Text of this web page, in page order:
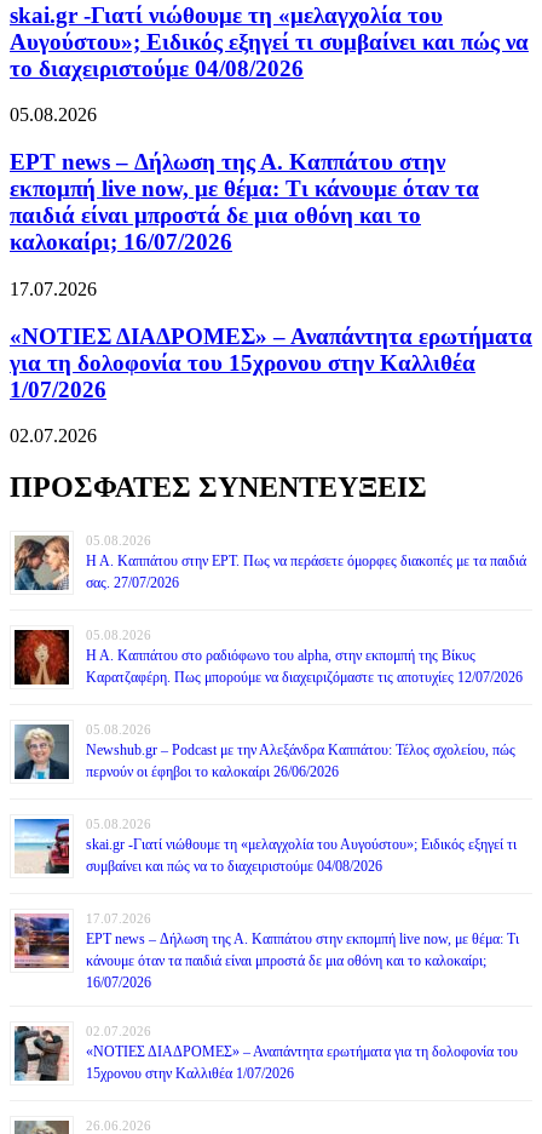
skai.gr -Γιατί νιώθουμε τη «μελαγχολία του
Αυγούστου»; Ειδικός εξηγεί τι συμβαίνει και πώς να
το διαχειριστούμε 04/08/2026
05.08.2026
ΕΡΤ news – Δήλωση της Α. Καππάτου στην
εκπομπή live now, με θέμα: Τι κάνουμε όταν τα
παιδιά είναι μπροστά δε μια οθόνη και το
καλοκαίρι; 16/07/2026
17.07.2026
«ΝΟΤΙΕΣ ΔΙΑΔΡΟΜΕΣ» – Αναπάντητα ερωτήματα
για τη δολοφονία του 15χρονου στην Καλλιθέα
1/07/2026
02.07.2026
ΠΡΟΣΦΑΤΕΣ ΣΥΝΕΝΤΕΥΞΕΙΣ
05.08.2026
Η Α. Καππάτου στην ΕΡΤ. Πως να περάσετε όμορφες διακοπές με τα παιδιά
σας. 27/07/2026
05.08.2026
Η Α. Καππάτου στο ραδιόφωνο του alpha, στην εκπομπή της Βίκυς
Καρατζαφέρη. Πως μπορούμε να διαχειριζόμαστε τις αποτυχίες 12/07/2026
05.08.2026
Newshub.gr – Podcast με την Αλεξάνδρα Καππάτου: Τέλος σχολείου, πώς
περνούν οι έφηβοι το καλοκαίρι 26/06/2026
05.08.2026
skai.gr -Γιατί νιώθουμε τη «μελαγχολία του Αυγούστου»; Ειδικός εξηγεί τι
συμβαίνει και πώς να το διαχειριστούμε 04/08/2026
17.07.2026
ΕΡΤ news – Δήλωση της Α. Καππάτου στην εκπομπή live now, με θέμα: Τι
κάνουμε όταν τα παιδιά είναι μπροστά δε μια οθόνη και το καλοκαίρι;
16/07/2026
02.07.2026
«ΝΟΤΙΕΣ ΔΙΑΔΡΟΜΕΣ» – Αναπάντητα ερωτήματα για τη δολοφονία του
15χρονου στην Καλλιθέα 1/07/2026
26.06.2026